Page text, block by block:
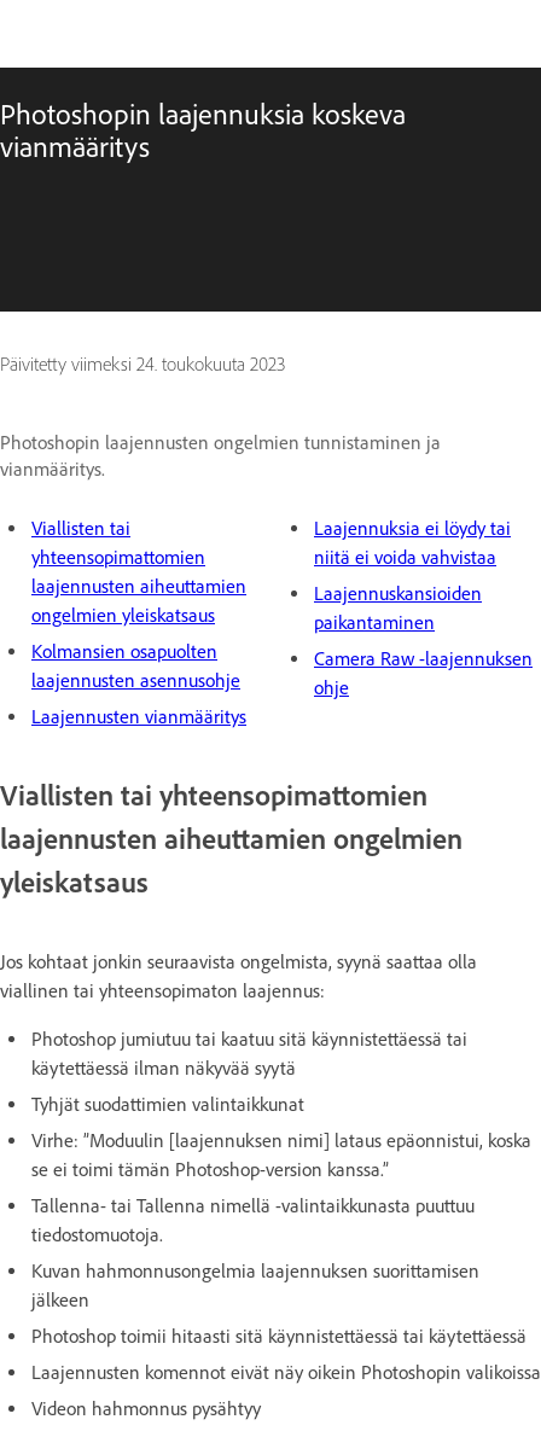
Photoshopin laajennuksia koskeva
vianmääritys
Päivitetty viimeksi 24. toukokuuta 2023
Photoshopin laajennusten ongelmien tunnistaminen ja
vianmääritys.
Viallisten tai
yhteensopimattomien
laajennusten aiheuttamien
ongelmien yleiskatsaus
Kolmansien osapuolten
laajennusten asennusohje
Laajennusten vianmääritys
Laajennuksia ei löydy tai
niitä ei voida vahvistaa
Laajennuskansioiden
paikantaminen
Camera Raw -laajennuksen
ohje
Viallisten tai yhteensopimattomien
laajennusten aiheuttamien ongelmien
yleiskatsaus
Jos kohtaat jonkin seuraavista ongelmista, syynä saattaa olla
viallinen tai yhteensopimaton laajennus:
Photoshop jumiutuu tai kaatuu sitä käynnistettäessä tai
käytettäessä ilman näkyvää syytä
Tyhjät suodattimien valintaikkunat
Virhe: ”Moduulin [laajennuksen nimi] lataus epäonnistui, koska
se ei toimi tämän Photoshop-version kanssa.”
Tallenna- tai Tallenna nimellä -valintaikkunasta puuttuu
tiedostomuotoja.
Kuvan hahmonnusongelmia laajennuksen suorittamisen
jälkeen
Photoshop toimii hitaasti sitä käynnistettäessä tai käytettäessä
Laajennusten komennot eivät näy oikein Photoshopin valikoissa
Videon hahmonnus pysähtyy